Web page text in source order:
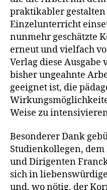
praktikabler
Einzelunterricht
nunmehr geschätzte
erneut und vielfach
Verlag diese Ausgabe
bisher ungeahnte
geeignet ist, die
Weise zu
Besonderer Dank
Studienkollegen,
und Dirigenten
sich in
und, wo nötig, der